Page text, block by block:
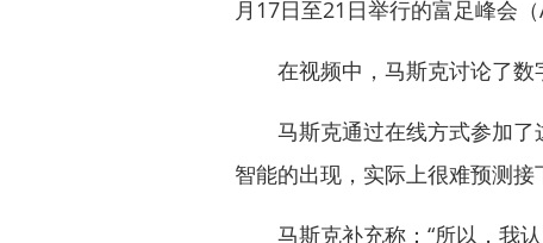
月17日至21日举行的富足峰会
在视频中，马斯克讨论了数
马斯克通过在线方式参加了
智能的出现，实际上很难预测接
马斯克补充称：“所以，我认